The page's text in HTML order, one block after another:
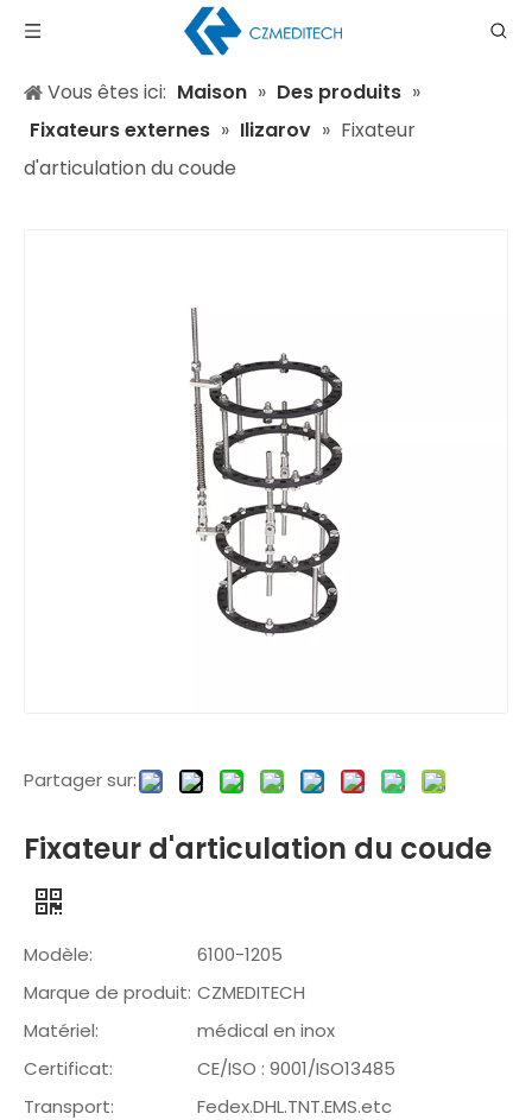
Vous êtes ici: Maison » Des produits »
Fixateurs externes » Ilizarov » Fixateur
d'articulation du coude
Partager sur:
Fixateur d'articulation du coude
Modèle:
6100-1205
Marque de produit: CZMEDITECH
Matériel:
médical en inox
Certificat:
CE/ISO : 9001/ISO13485
Transport:
Fedex.DHL.TNT.EMS.etc